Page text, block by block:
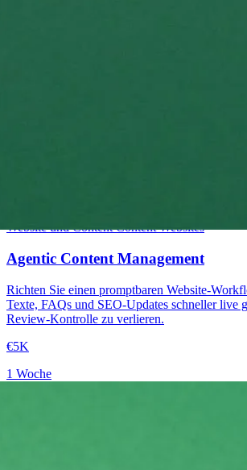
Website und Content Content Websites
Agentic Content Management
Richten Sie einen promptbaren Website-
Texte, FAQs und SEO-Updates schneller live
Review-Kontrolle zu verlieren.
€5K
1 Woche